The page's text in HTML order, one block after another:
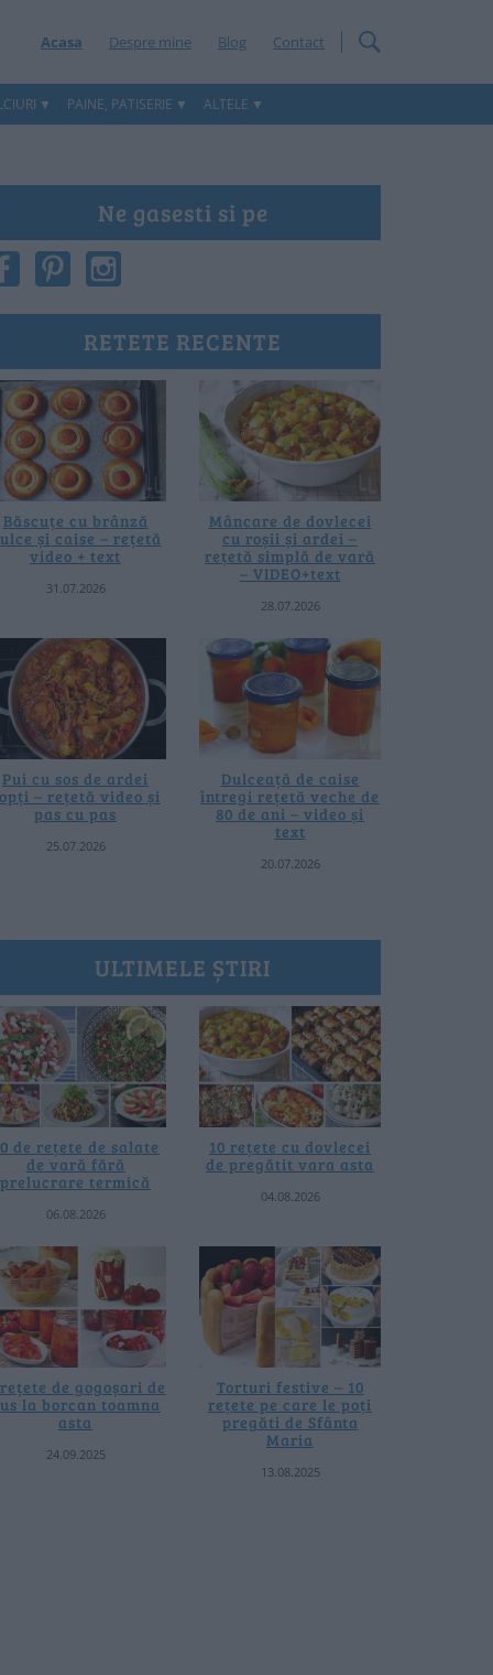
Acasa Despre mine Blog Contact
PAINE, PATISERIE ALTELE
Ne gasesti si pe
RETETE RECENTE
Băscuțe cu brânză
și caise – rețetă
video + text
31.07.2026
Mâncare de dovlecei
cu roșii și ardei –
rețetă simplă de vară
– VIDEO+text
28.07.2026
Pui cu sos de ardei
– rețetă video și
pas cu pas
25.07.2026
Dulceață de caise
întregi rețetă veche de
80 de ani – video și
text
20.07.2026
ULTIMELE ȘTIRI
de rețete de salate
de vară fără
prelucrare termică
06.08.2026
10 rețete cu dovlecei
de pregătit vara asta
04.08.2026
de gogoșari de
la borcan toamna
asta
24.09.2025
Torturi festive – 10
rețete pe care le poți
pregăti de Sfânta
Maria
13.08.2025